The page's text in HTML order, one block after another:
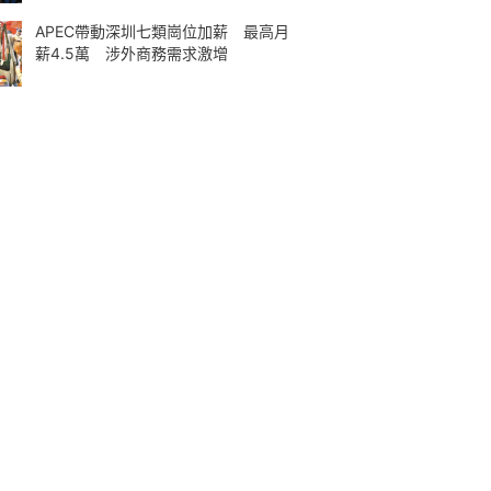
APEC帶動深圳七類崗位加薪 最高月
薪4.5萬 涉外商務需求激增